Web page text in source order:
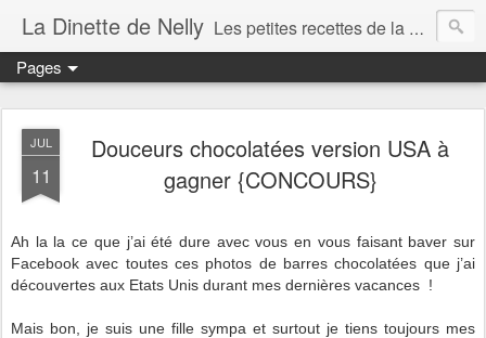
La Dinette de Nelly Les petites recettes de la dinette de Nelly. Des recettes simples, généreuses et gourmandes pour tous les jours c'est tout ça la dinette !
Pages
JUL
11
Douceurs chocolatées version USA à
gagner {CONCOURS}
Ah la la ce que j’ai été dure avec vous en vous faisant baver sur
Facebook avec toutes ces photos de barres chocolatées que j’ai
découvertes aux Etats Unis durant mes dernières vacances !
Mais bon, je suis une fille sympa et surtout je tiens toujours mes